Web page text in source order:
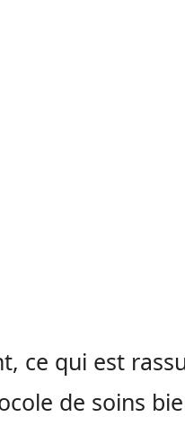
ce qui est
de soins